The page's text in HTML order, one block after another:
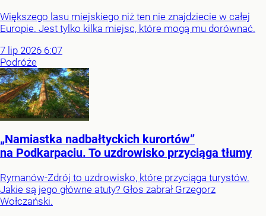
Większego lasu miejskiego niż ten nie znajdziecie w całej
Europie. Jest tylko kilka miejsc, które mogą mu dorównać.
7 lip 2026 6:07
Podróże
„Namiastka nadbałtyckich kurortów”
na Podkarpaciu. To uzdrowisko przyciąga tłumy
Rymanów-Zdrój to uzdrowisko, które przyciąga turystów.
Jakie są jego główne atuty? Głos zabrał Grzegorz
Wołczański.